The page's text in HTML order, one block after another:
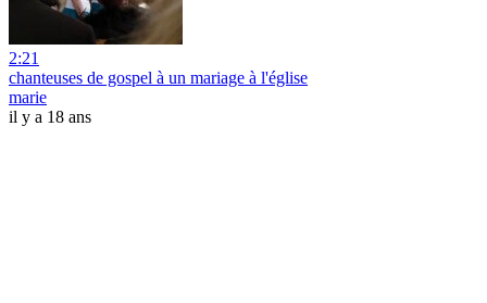
2:21
chanteuses de gospel à un mariage à l'église
marie
il y a 18 ans